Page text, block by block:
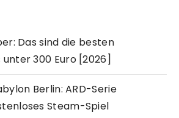
Das sind die besten
300 Euro [2026]
Berlin: ARD-Serie
Steam-Spiel